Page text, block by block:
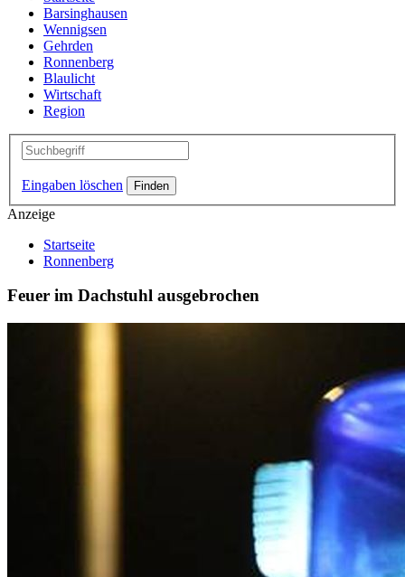
Barsinghausen
Wennigsen
Gehrden
Ronnenberg
Blaulicht
Wirtschaft
Region
Eingaben löschen
Anzeige
Startseite
Ronnenberg
Feuer im Dachstuhl ausgebrochen